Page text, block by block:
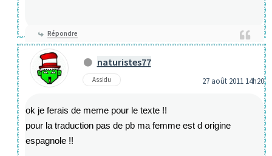
Répondre
naturistes77
Assidu 27 août 2011 14h20
ok je ferais de meme pour le texte !!
pour la traduction pas de pb ma femme est d origine
espagnole !!